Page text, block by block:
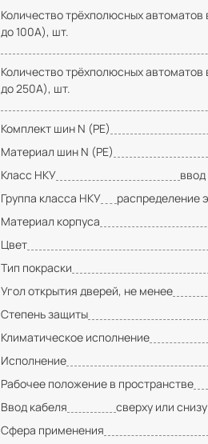
Количество трёхполюсных автоматов
до 100А), шт.
Количество трёхполюсных автоматов
до 250А), шт.
Комплект шин N (PE)
Материал шин N (PE)
Класс НКУ
Группа класса НКУ
распределение
Материал корпуса
Цвет
Тип покраски
Угол открытия дверей, не менее
Степень защиты
Климатическое исполнение
Исполнение
Рабочее положение в пространстве
Ввод кабеля
сверху или
Сфера применения